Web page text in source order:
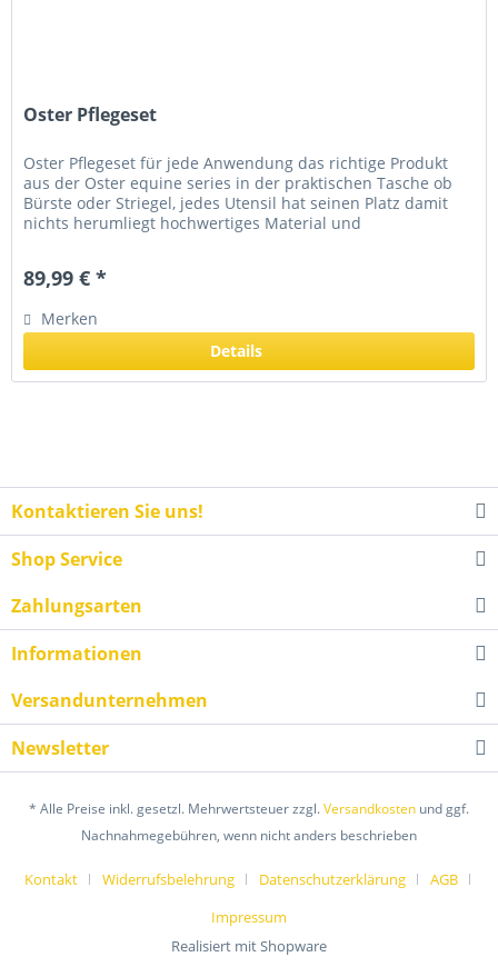
Oster Pflegeset
Oster Pflegeset für jede Anwendung das richtige Produkt
aus der Oster equine series in der praktischen Tasche ob
Bürste oder Striegel, jedes Utensil hat seinen Platz damit
nichts herumliegt hochwertiges Material und
89,99 € *
Merken
Details
Kontaktieren Sie uns!
Shop Service
Zahlungsarten
Informationen
Versandunternehmen
Newsletter
* Alle Preise inkl. gesetzl. Mehrwertsteuer zzgl.Versandkosten und ggf.
Nachnahmegebühren, wenn nicht anders beschrieben
Kontakt Widerrufsbelehrung Datenschutzerklärung
AGB
Impressum
Realisiert mit Shopware